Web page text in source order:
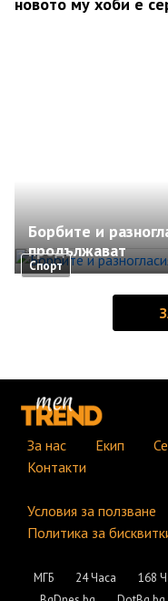
Спорт
Борбите и
продължават
За нас Екип
Контакти
Условия за ползване
Политика за
МГБ 24 Часа 168